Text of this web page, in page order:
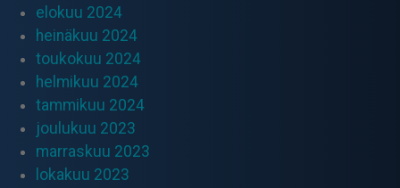
elokuu 2024
heinäkuu 2024
toukokuu 2024
helmikuu 2024
tammikuu 2024
joulukuu 2023
marraskuu 2023
lokakuu 2023